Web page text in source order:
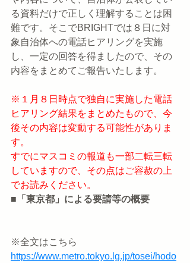
る資料だけで正しく理解することは困
難です。そこでBRIGHTでは８日に対
象自治体への電話ヒアリングを実施
し、一定の回答を得ましたので、その
内容をまとめてご報告いたします。
※１月８日時点で独自に実施した電話
ヒアリング結果をまとめたもので、今
後その内容は変動する可能性がありま
す。
すでにマスコミの報道も一部二転三転
していますので、その点はご容赦の上
でお読みください。
■「東京都」による要請等の概要
※全文はこちら
https://www.metro.tokyo.lg.jp/tosei/hodo